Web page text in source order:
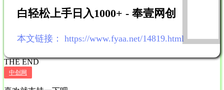
白轻松上手日入1000+ - 奉壹网创
本文链接： https://www.fyaa.net/14819.html
THE END
中创网